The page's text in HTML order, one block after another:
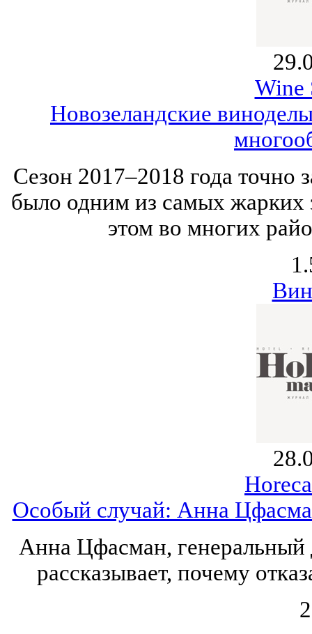
Wine
Новозеландские
Сезон 2017–2018 года точно
было одним из самых
этом во многих
Особый случай: Анна
Анна Цфасман, генеральный
рассказывает, почему